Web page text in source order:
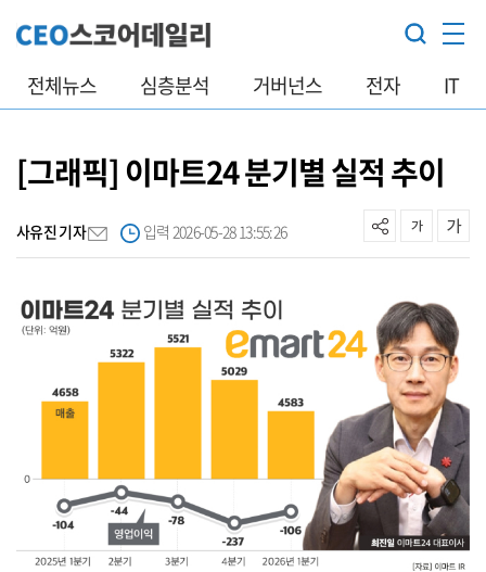
전체뉴스 심층분석 거버넌스 전자 IT
[그래픽] 이마트24 분기별 실적 추이
사유진 기자 입력 2026-05-28 13:55:26